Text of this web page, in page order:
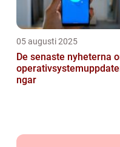
05 augusti 2025
De senaste nyheterna
ngar